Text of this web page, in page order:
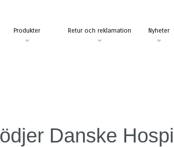
Produkter Retur och reklamation Nyheter
Danske